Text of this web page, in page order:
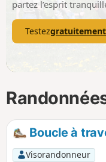
partez l’esprit
Testezgratuitement
Boucle à
Visorandonneur